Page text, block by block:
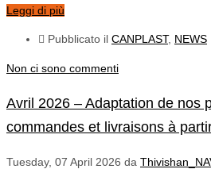
Leggi di più
Pubblicato il CANPLAST, NEWS
Non ci sono commenti
Avril 2026 – Adaptation de nos
commandes et livraisons à
Tuesday, 07 April 2026 da